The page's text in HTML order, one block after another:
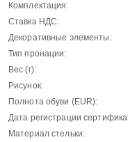
Комплектация:
Ставка НДС:
Декоративные элементы:
Тип пронации:
Вес (г):
Рисунок:
Полнота обуви (EUR):
Дата регистрации
Материал стельки: